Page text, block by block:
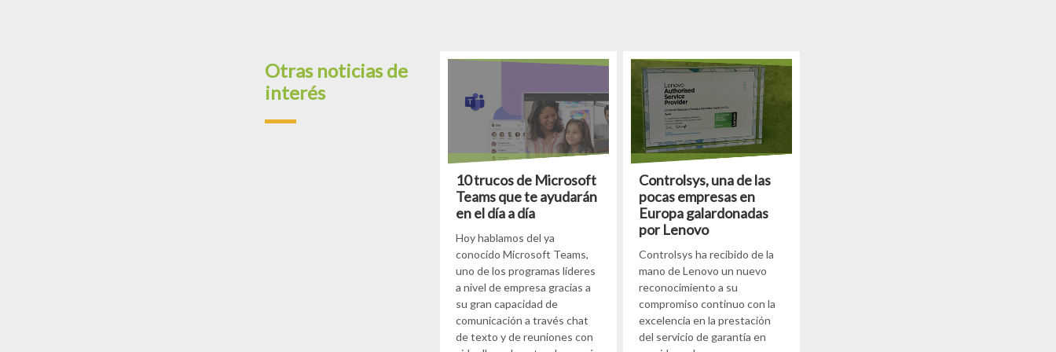
Otras noticias de
interés
10 trucos de Microsoft
Teams que te ayudarán
en el día a día
Hoy hablamos del ya
conocido Microsoft Teams,
uno de los programas líderes
a nivel de empresa gracias a
su gran capacidad de
comunicación a través chat
de texto y de reuniones con
Controlsys, una de las
pocas empresas en
Europa galardonadas
por Lenovo
Controlsys ha recibido de la
mano de Lenovo un nuevo
reconocimiento a su
compromiso continuo con la
excelencia en la prestación
del servicio de garantía en